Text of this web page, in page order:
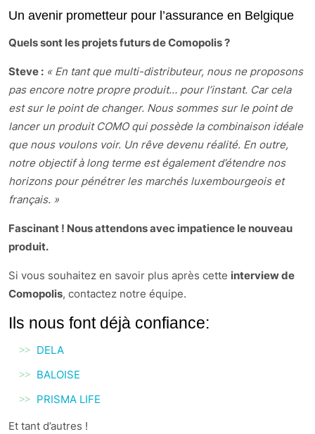
Un avenir prometteur pour l’assurance en Belgique
Quels sont les projets futurs de Comopolis ?
Steve : « En tant que multi-distributeur, nous ne proposons
pas encore notre propre produit… pour l’instant. Car cela
est sur le point de changer. Nous sommes sur le point de
lancer un produit COMO qui possède la combinaison idéale
que nous voulons voir. Un rêve devenu réalité. En outre,
notre objectif à long terme est également d’étendre nos
horizons pour pénétrer les marchés luxembourgeois et
français. »
Fascinant ! Nous attendons avec impatience le nouveau
produit.
Si vous souhaitez en savoir plus après cette interview de
Comopolis, contactez notre équipe.
Ils nous font déjà confiance:
DELA
BALOISE
PRISMA LIFE
Et tant d’autres !